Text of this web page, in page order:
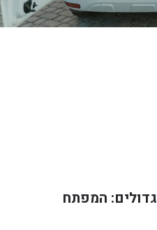
המפתח